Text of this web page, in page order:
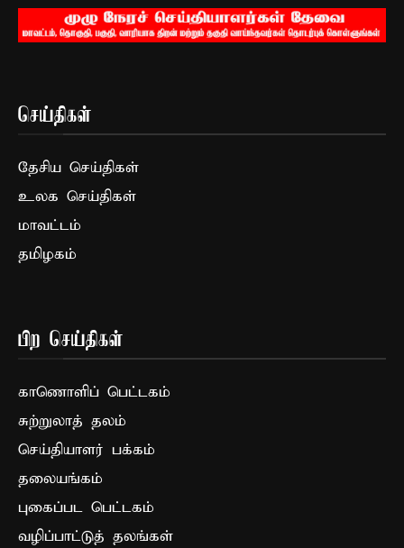
செய்திகள்
தேசிய செய்திகள்
உலக செய்திகள்
மாவட்டம்
தமிழகம்
பிற செய்திகள்
காணொளிப் பெட்டகம்
சுற்றுலாத் தலம்
செய்தியாளர் பக்கம்
தலையங்கம்
புகைப்பட பெட்டகம்
வழிப்பாட்டுத் தலங்கள்